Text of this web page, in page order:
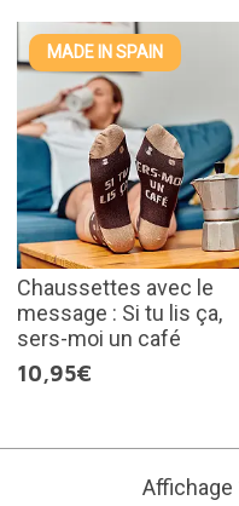
MADE IN SPAIN
Chaussettes avec le
message : Si tu lis ça,
sers-moi un café
10,95€
Affichage